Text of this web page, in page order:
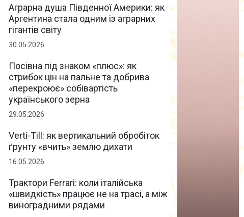
Аграрна душа Південної Америки: як
Аргентина стала одним із аграрних
гігантів світу
30.05.2026
Посівна під знаком «плюс»: як
стрибок цін на пальне та добрива
«перекроює» собівартість
українського зерна
29.05.2026
Verti-Till: як вертикальний обробіток
ґрунту «вчить» землю дихати
16.05.2026
Трактори Ferrari: коли італійська
«швидкість» працює не на трасі, а між
виноградними рядами